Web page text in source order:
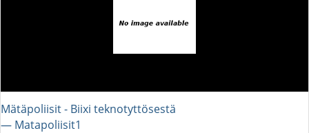
Mätäpoliisit - Biixi teknotyttösestä
― Matapoliisit1